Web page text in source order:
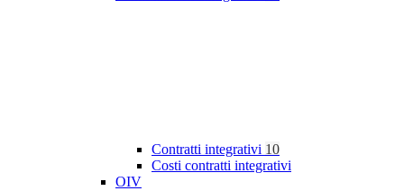
Contratti integrativi 10
Costi contratti integrativi
OIV